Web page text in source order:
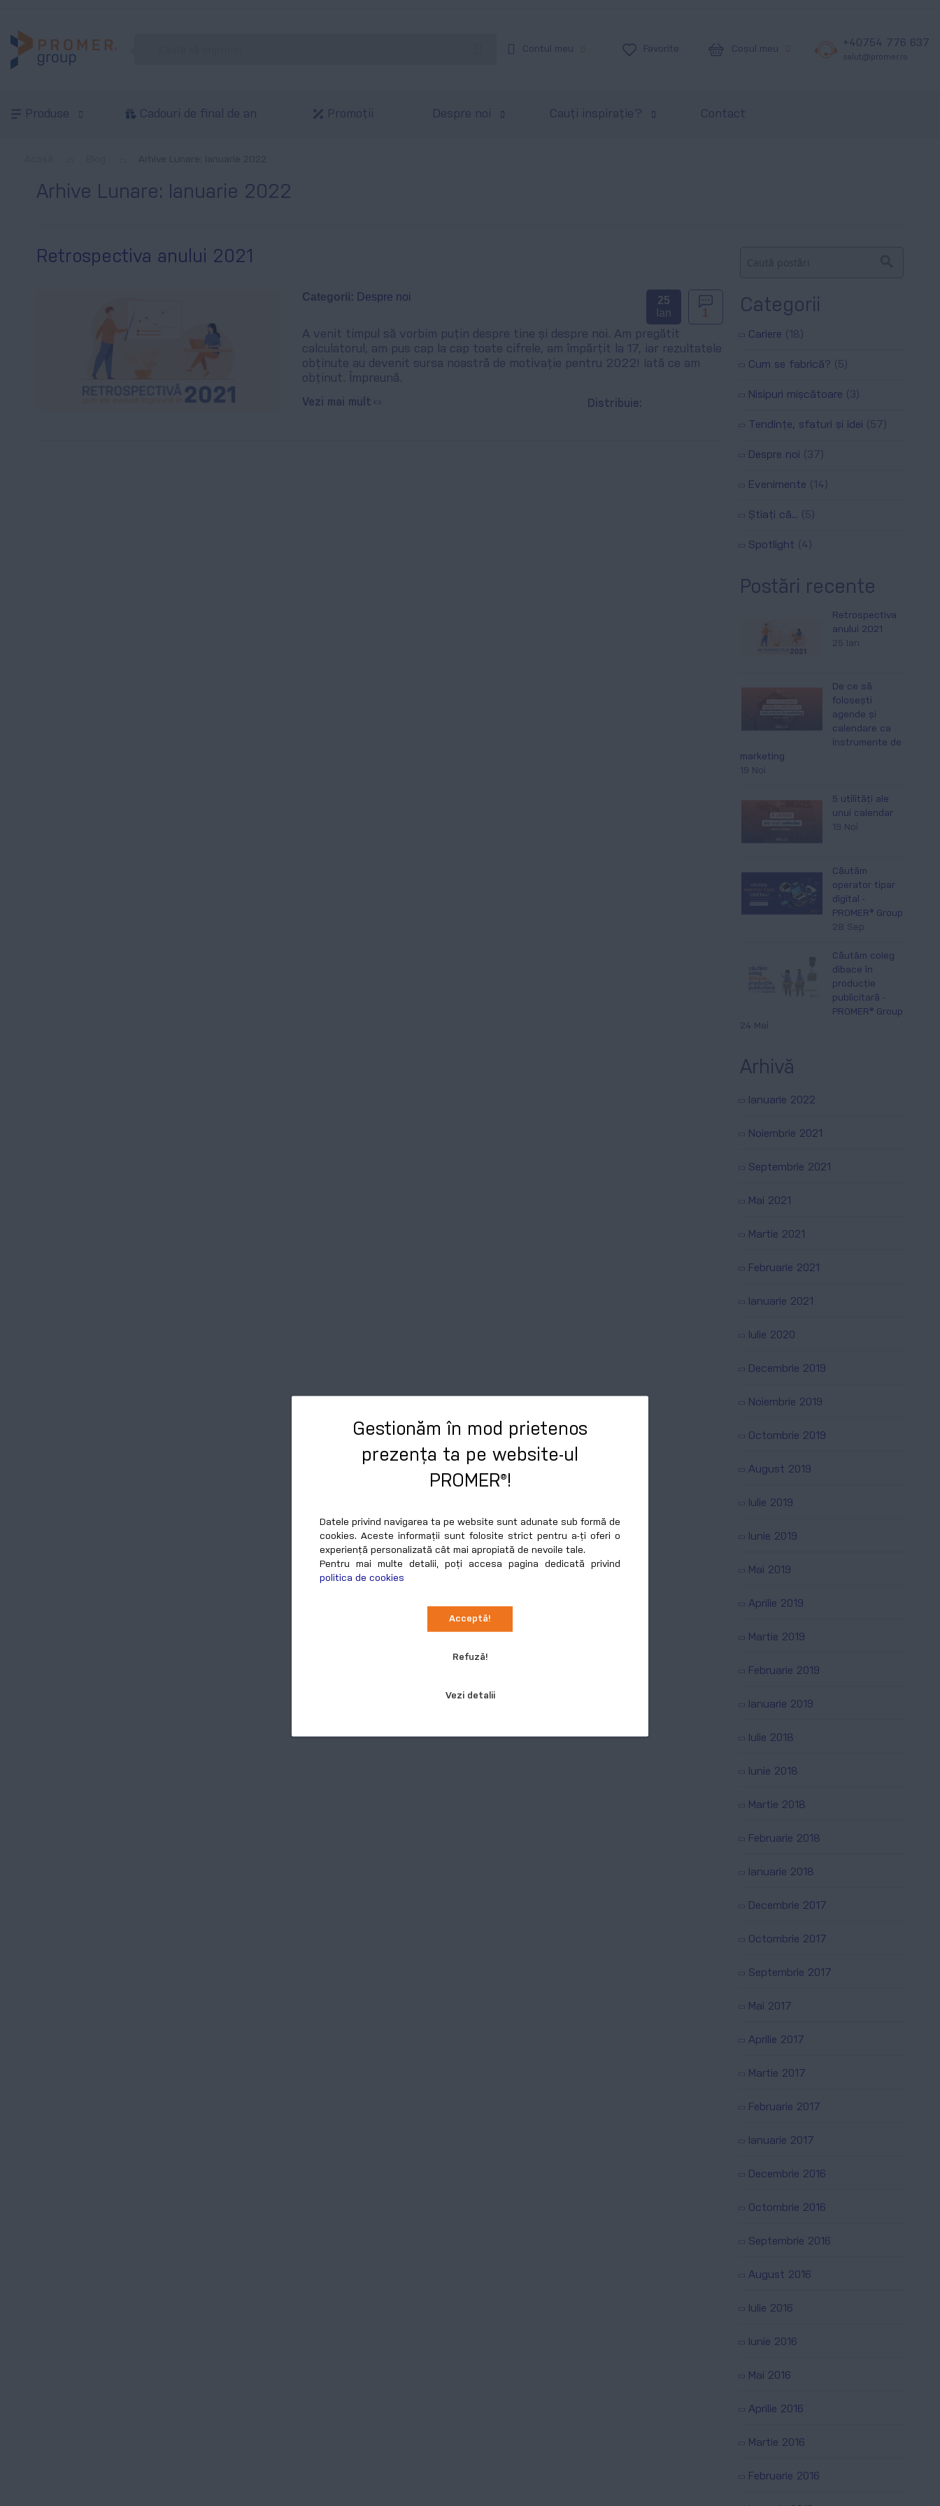
Gestionăm în mod prietenos
prezența ta pe website-ul
PROMER®!
Datele privind navigarea ta pe website sunt adunate sub formă de
cookies. Aceste informații sunt folosite strict pentru a-ți oferi o
experiență personalizată cât mai apropiată de nevoile tale.
Pentru mai multe detalii, poți accesa pagina dedicată privind
politica de cookies
Vezi detalii
Refuză!
Acceptă!
+40754 776 637
salut@promer.ro
Coșul meu
Favorite
Contul meu
Produse Cadouri de final de an Promoții Despre noi Cauți inspirație? Contact
Arhive Lunare: Ianuarie 2022
Retrospectiva anului 2021
Categorii: Despre noi
25
Ian
1
A venit timpul să vorbim puțin despre tine și despre noi. Am pregătit
calculatorul, am pus cap la cap toate cifrele, am împărțit la 17, iar rezultatele
obținute au devenit sursa noastră de motivație pentru 2022! Iată ce am
obținut. Împreună.
Vezi mai mult Distribuie:
Categorii
Cariere (18)
Cum se fabrică? (5)
Nisipuri mișcătoare (3)
Tendințe, sfaturi și idei (57)
Despre noi (37)
Evenimente (14)
Știați că... (5)
Spotlight (4)
Postări recente
Retrospectiva
anului 2021
25 Ian
De ce să
folosești
agende și
calendare ca
instrumente de
marketing
19 Noi
5 utilități ale
unui calendar
19 Noi
Căutăm
operator tipar
digital -
PROMER® Group
28 Sep
Căutăm coleg
dibace în
producție
publicitară -
PROMER® Group
24 Mai
Arhivă
Ianuarie 2022
Noiembrie 2021
Septembrie 2021
Mai 2021
Martie 2021
Februarie 2021
Ianuarie 2021
Iulie 2020
Decembrie 2019
Noiembrie 2019
Octombrie 2019
August 2019
Iulie 2019
Iunie 2019
Mai 2019
Aprilie 2019
Martie 2019
Februarie 2019
Ianuarie 2019
Iulie 2018
Iunie 2018
Martie 2018
Februarie 2018
Ianuarie 2018
Decembrie 2017
Octombrie 2017
Septembrie 2017
Mai 2017
Aprilie 2017
Martie 2017
Februarie 2017
Ianuarie 2017
Decembrie 2016
Octombrie 2016
Septembrie 2016
August 2016
Iulie 2016
Iunie 2016
Mai 2016
Aprilie 2016
Martie 2016
Februarie 2016